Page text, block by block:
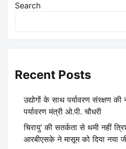
Search
Recent Posts
उद्योगों के साथ पर्यावरण संरक्षण
पर्यावरण मंत्री ओ.पी. चौधरी
चिरायु’ की सतर्कता से थमी नहीं
आरबीएसके ने मासूम को दिया नया